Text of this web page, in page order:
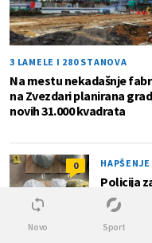
3 LAMELE I 280 STANOVA
Na mestu nekadašnje
na Zvezdari planirana
novih 31.000 kvadrata
0
Policija
sumnja
Novo Sport